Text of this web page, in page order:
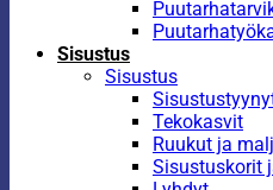
Sisustus
Sisustus
Tekokasvit
Ruukut ja
Sisustuskorit